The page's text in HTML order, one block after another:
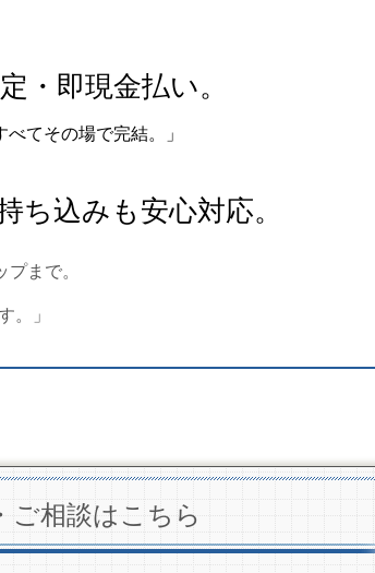
・即現金払い。
てその場で完結。」
ち込みも安心対応。
まで。
。」
ご相談はこちら